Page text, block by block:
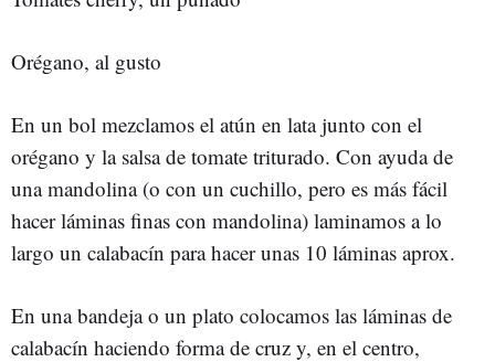
Orégano, al gusto
En un bol mezclamos el atún en lata junto con el
orégano y la salsa de tomate triturado. Con ayuda de
una mandolina (o con un cuchillo, pero es más fácil
hacer láminas finas con mandolina) laminamos a lo
largo un calabacín para hacer unas 10 láminas aprox.
En una bandeja o un plato colocamos las láminas de
calabacín haciendo forma de cruz y, en el centro,